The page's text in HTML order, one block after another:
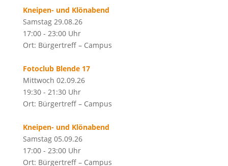
Kneipen- und Klönabend
Samstag 29.08.26
17:00 - 23:00 Uhr
Ort: Bürgertreff – Campus
Fotoclub Blende 17
Mittwoch 02.09.26
19:30 - 21:30 Uhr
Ort: Bürgertreff – Campus
Kneipen- und Klönabend
Samstag 05.09.26
17:00 - 23:00 Uhr
Ort: Bürgertreff – Campus